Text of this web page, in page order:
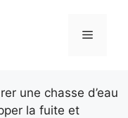
Menu
une chasse d’eau
la fuite et